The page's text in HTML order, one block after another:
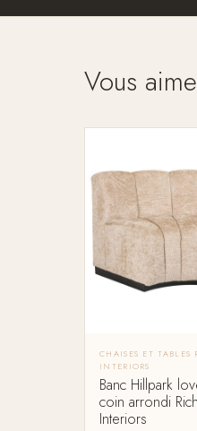
Vous
CHAISES ET TABLES
INTERIORS
Banc Hillpark
coin arrondi
Interiors